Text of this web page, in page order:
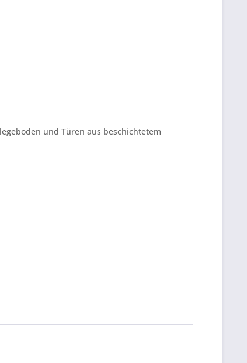
und Türen aus beschichtetem